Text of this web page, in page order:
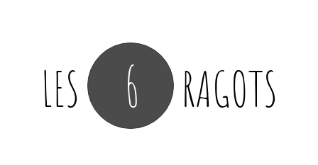
LES 6 RAGOTS